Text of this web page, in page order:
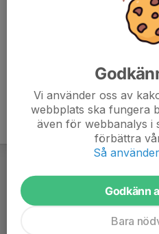
Vi använder oss av
webbplats ska fungera
även för webbanalys i
förbättra
Så
Godkänn
Bara